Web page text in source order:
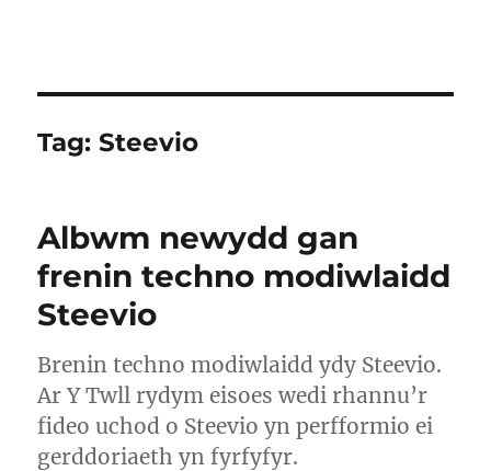
Tag:Steevio
Albwm newydd gan
frenin techno modiwlaidd
Steevio
Brenin techno modiwlaidd ydy Steevio.
Ar Y Twll rydym eisoes wedi rhannu’r
fideo uchod o Steevio yn perfformio ei
gerddoriaeth yn fyrfyfyr.